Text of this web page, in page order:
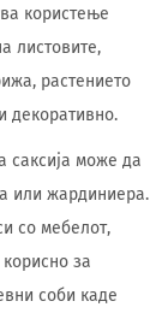
користење
листовите,
растението
декоративно.
саксија може да
или жардиниера.
со мебелот,
за
соби каде